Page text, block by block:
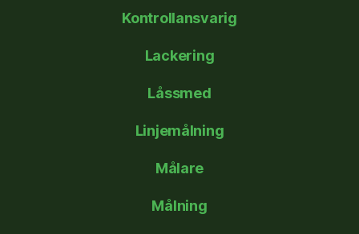
Kontrollansvarig
Lackering
Låssmed
Linjemålning
Målare
Målning